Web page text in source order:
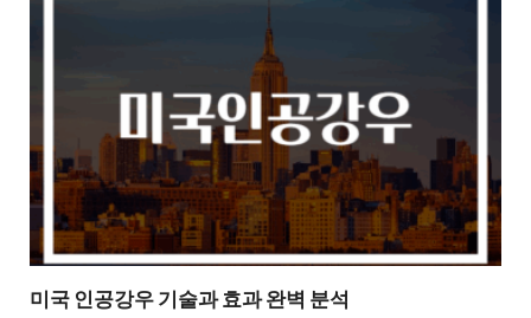
미국 인공강우 기술과 효과 완벽 분석